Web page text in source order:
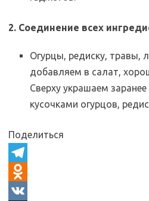
2. Соединение всех
Огурцы, редиску, травы,
добавляем в салат,
Сверху украшаем
кусочками огурцов,
Поделиться
T
eO